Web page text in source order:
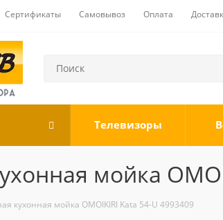
Сертификаты Самовывоз Оплата
Телевизоры
мойка
кухонная мойка OMOIKIRI Kata 54-U 4993409